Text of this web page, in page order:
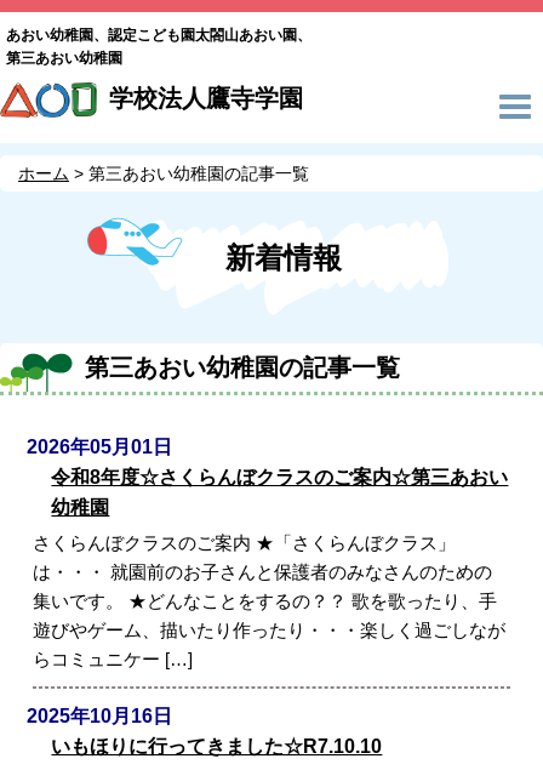
あおい幼稚園、認定こども園太閤山あおい園、
第三あおい幼稚園
学校法人鷹寺学園
ホーム 第三あおい幼稚園の記事一覧
新着情報
第三あおい幼稚園の記事一覧
2026年05月01日
令和8年度☆さくらんぼクラスのご案内☆第三あおい
幼稚園
さくらんぼクラスのご案内 ★「さくらんぼクラス」
は・・・ 就園前のお子さんと保護者のみなさんのための
集いです。 ★どんなことをするの？？ 歌を歌ったり、手
遊びやゲーム、描いたり作ったり・・・楽しく過ごしなが
らコミュニケー […]
2025年10月16日
いもほりに行ってきました☆R7.10.10